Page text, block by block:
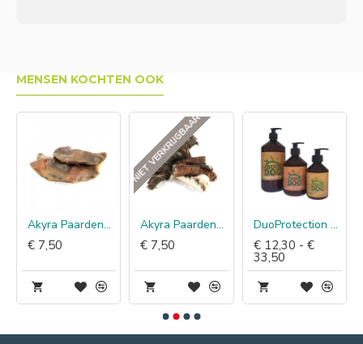
MENSEN KOCHTEN OOK
Akyra Paardenhuid platen
€ 7,50
NIET VERKRIJGBAAR
Akyra Paardenhuid met vacht
€ 7,50
DuoProtection Duo Dog paardenvetolie
€ 12,30 - €
33,50